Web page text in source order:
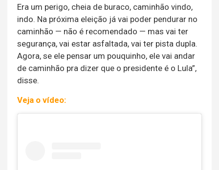
Era um perigo, cheia de buraco, caminhão vindo,
indo. Na próxima eleição já vai poder pendurar no
caminhão — não é recomendado — mas vai ter
segurança, vai estar asfaltada, vai ter pista dupla.
Agora, se ele pensar um pouquinho, ele vai andar
de caminhão pra dizer que o presidente é o Lula”,
disse.
Veja o vídeo: